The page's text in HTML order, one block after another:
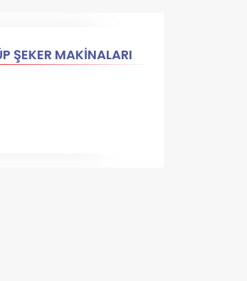
ŞEKER MAKİNALARI